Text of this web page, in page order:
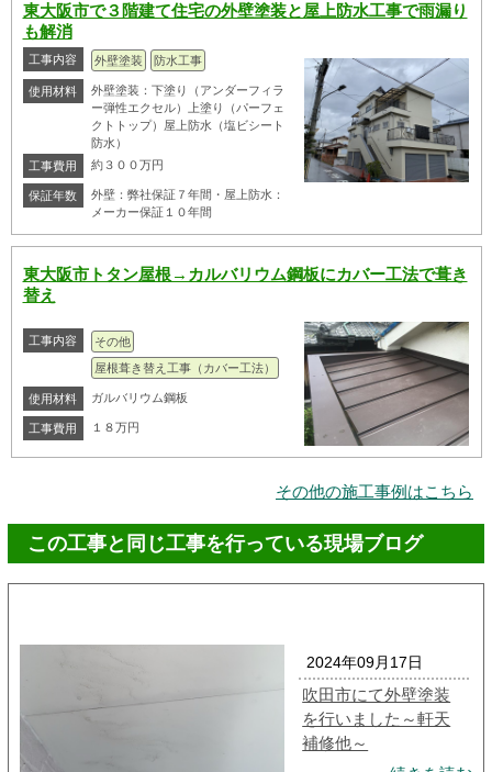
東大阪市で３階建て住宅の外壁塗装と屋上防水工事で雨漏り
も解消
工事内容 外壁塗装 防水工事
使用材料
外壁塗装：下塗り（アンダーフィラ
ー弾性エクセル）上塗り（パーフェ
クトトップ）屋上防水（塩ビシート
防水）
工事費用
約３００万円
保証年数
外壁：弊社保証７年間・屋上防水：
メーカー保証１０年間
東大阪市トタン屋根→カルバリウム鋼板にカバー工法で葺き
替え
工事内容
その他
屋根葺き替え工事（カバー工法）
使用材料 ガルバリウム鋼板
工事費用 １８万円
その他の施工事例はこちら
この工事と同じ工事を行っている現場ブログ
2024年09月17日
吹田市にて外壁塗装
を行いました～軒天
補修他～